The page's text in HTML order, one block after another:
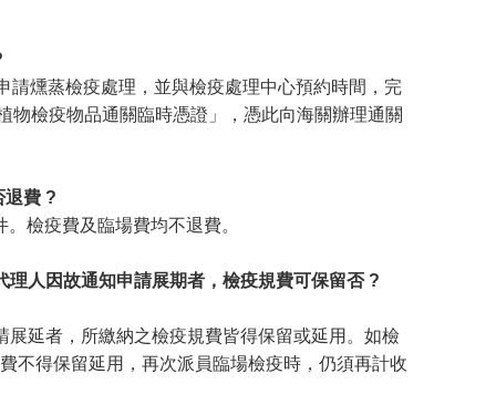
燻蒸檢疫處理，並與檢疫處理中心預約時間，完
檢疫物品通關臨時憑證」，憑此向海關辦理通關
退費 ?
檢疫費及臨場費均不退費。
理人因故通知申請展期者，檢疫規費可保留否?
延者，所繳納之檢疫規費皆得保留或延用。如檢
不得保留延用，再次派員臨場檢疫時，仍須再計收